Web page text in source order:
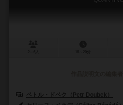
ペトル・ドベク（Petr Doubek）